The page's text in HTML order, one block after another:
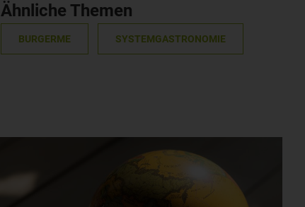
Ähnliche Themen
BURGERME SYSTEMGASTRONOMIE